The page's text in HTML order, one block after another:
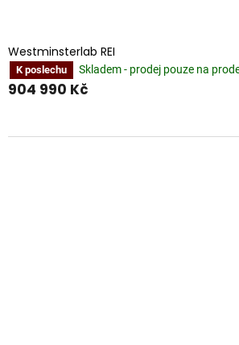
Westminsterlab REI
K poslechu Skladem - prodej pouze na
904 990 Kč